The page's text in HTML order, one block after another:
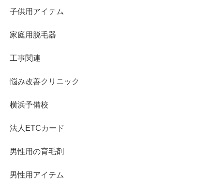
子供用アイテム
家庭用脱毛器
工事関連
悩み改善クリニック
横浜予備校
法人ETCカード
男性用の育毛剤
男性用アイテム